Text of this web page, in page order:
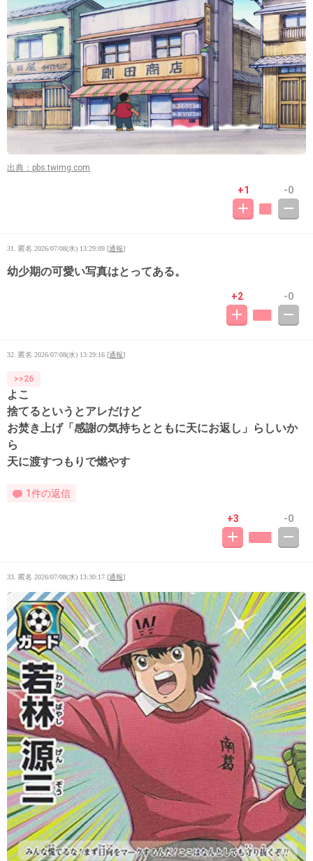
出典：pbs.twimg.com
+1 -0
31. 匿名 2026/07/08(水) 13:29:09 [通報]
幼少期の可愛い写真はとってある。
+2 -0
32. 匿名 2026/07/08(水) 13:29:16 [通報]
>>26
よこ
捨てるというとアレだけど
お焚き上げ「感謝の気持ちとともに天にお返し」らしいか
ら
天に渡すつもりで燃やす
1件の返信
+3 -0
33. 匿名 2026/07/08(水) 13:30:17 [通報]